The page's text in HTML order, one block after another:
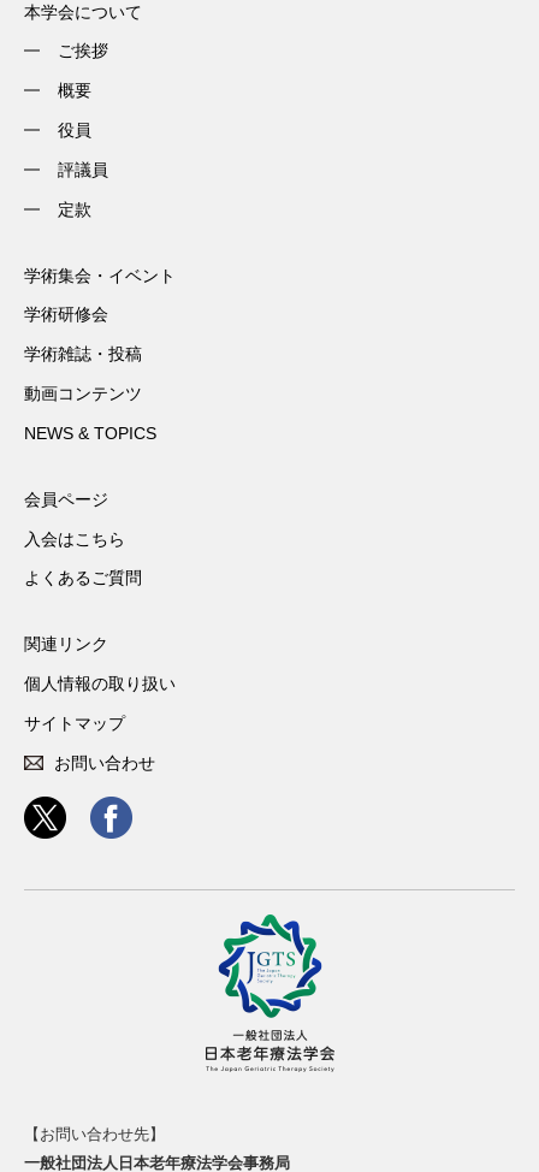
本学会について
ご挨拶
概要
役員
評議員
定款
学術集会・イベント
学術研修会
学術雑誌・投稿
動画コンテンツ
NEWS & TOPICS
会員ページ
入会はこちら
よくあるご質問
関連リンク
個人情報の取り扱い
サイトマップ
お問い合わせ
【お問い合わせ先】
一般社団法人日本老年療法学会事務局